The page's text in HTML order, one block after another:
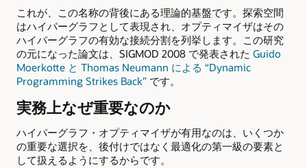
これが、この名称の背後にある理論的基盤です。探索空間
はハイパーグラフとして表現され、オプティマイザはその
ハイパーグラフの有効な接続分割を列挙します。この研究
の元になった論文は、SIGMOD 2008 で発表された Guido
Moerkotte と Thomas Neumann による “Dynamic
Programming Strikes Back” です。
実務上なぜ重要なのか
ハイパーグラフ・オプティマイザが有用なのは、いくつか
の重要な選択を、後付けではなく最適化の第一級の要素と
して扱えるようにするからです。